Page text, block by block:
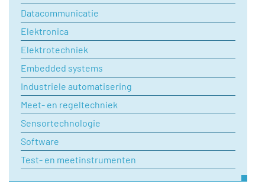
Datacommunicatie
Elektronica
Elektrotechniek
Embedded systems
Industriele automatisering
Meet- en regeltechniek
Sensortechnologie
Software
Test- en meetinstrumenten